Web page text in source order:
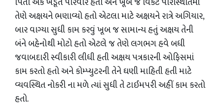
તેણે અક્ષયને ભણાવ્યો હતો એટલા માટે અક્ષયને રાત્રે અગિયાર,
બાર વાગ્યા સુધી કામ કરવું ખૂબ જ સામાન્ય હતું અક્ષય તેની
બંને બહેનોથી મોટો હતો એટલે જ તેણે લગભગ હવે બધી
જવાબદારી સ્વીકારી લીધી હતી અક્ષય પત્રકારની ઓફિસમાં
કામ કરતો હતો અને કોમ્પ્યુટરની તેને ઘણી માહિતી હતી માટે
વ્યવસ્થિત નોકરી ના મળે ત્યાં સુધી તે ટાઈમપરી અહીં કામ કરતો
હતો.